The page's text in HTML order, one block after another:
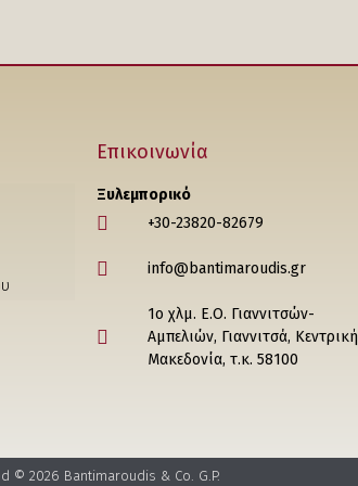
Επικοινωνία
Ξυλεμπορικό
+30-23820-82679
info@bantimaroudis.gr
1ο χλμ. Ε.Ο. Γιαννιτσών-
Αμπελιών, Γιαννιτσά, Κεντρική
Μακεδονία, τ.κ. 58100
© 2026 Bantimaroudis & Co. G.P.